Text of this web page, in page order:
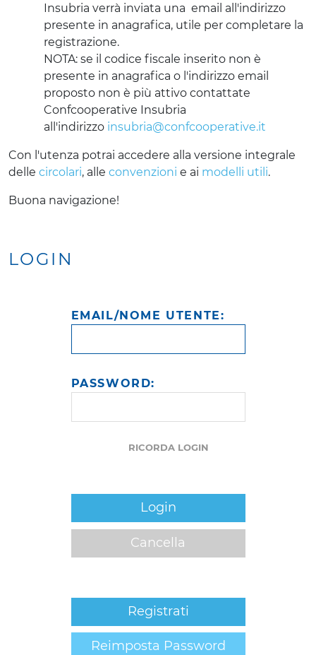
Insubria verrà inviata una email all'indirizzo
presente in anagrafica, utile per completare la
registrazione.
NOTA: se il codice fiscale inserito non è
presente in anagrafica o l'indirizzo email
proposto non è più attivo contattate
Confcooperative Insubria
all'indirizzo insubria@confcooperative.it
Con l'utenza potrai accedere alla versione integrale
delle circolari, alle convenzioni e ai modelli utili.
Buona navigazione!
LOGIN
EMAIL/NOME UTENTE:
PASSWORD:
RICORDA LOGIN
Login
Cancella
Registrati
Reimposta Password